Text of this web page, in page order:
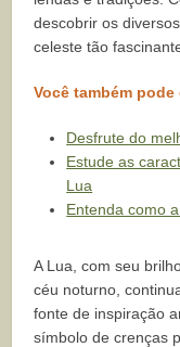
descobrir os
celeste tão
Você também
Desfrute do
Estude as
Lua
Entenda como
A Lua, com seu
céu noturno,
fonte de inspiração
símbolo de crenças